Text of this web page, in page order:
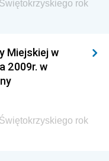
i Rozwoju
Archiwów
Inwestycji i
rok
Miejskiej w
2009r. w
rok